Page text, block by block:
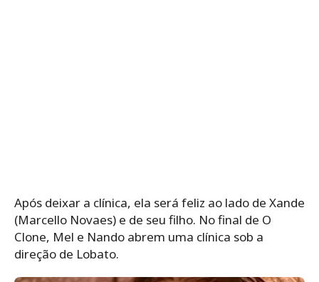
Após deixar a clínica, ela será feliz ao lado de Xande
(Marcello Novaes) e de seu filho. No final de O
Clone, Mel e Nando abrem uma clínica sob a
direção de Lobato.